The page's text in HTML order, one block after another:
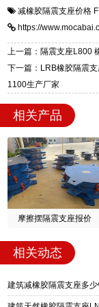
震支座，
一站式供
标准生产
质、检测
装指导全
迎宾大街
减橡胶隔震支座价格
https://
上一篇：隔震支座L800
下一篇：LRB橡胶隔震
1100生产厂家
相关产品
摩擦摆隔震支座报价
相关动态